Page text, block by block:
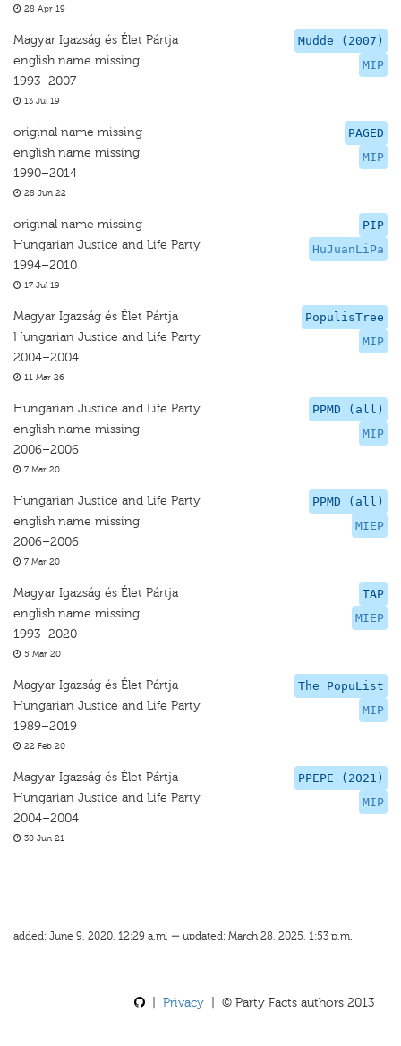
28 Apr 19
Mudde (2007)
MIP
Magyar Igazság és Élet Pártja
english name missing
1993–2007
13 Jul 19
PAGED
MIP
original name missing
english name missing
1990–2014
28 Jun 22
PIP
HuJuanLiPa
original name missing
Hungarian Justice and Life Party
1994–2010
17 Jul 19
PopulisTree
MIP
Magyar Igazság és Élet Pártja
Hungarian Justice and Life Party
2004–2004
11 Mar 26
PPMD (all)
MIP
Hungarian Justice and Life Party
english name missing
2006–2006
7 Mar 20
PPMD (all)
MIEP
Hungarian Justice and Life Party
english name missing
2006–2006
7 Mar 20
TAP
MIEP
Magyar Igazság és Élet Pártja
english name missing
1993–2020
5 Mar 20
The PopuList
MIP
Magyar Igazság és Élet Pártja
Hungarian Justice and Life Party
1989–2019
22 Feb 20
PPEPE (2021)
MIP
Magyar Igazság és Élet Pártja
Hungarian Justice and Life Party
2004–2004
30 Jun 21
added: June 9, 2020, 12:29 a.m. — updated: March 28, 2025, 1:53 p.m.
Privacy | © Party Facts authors 2013